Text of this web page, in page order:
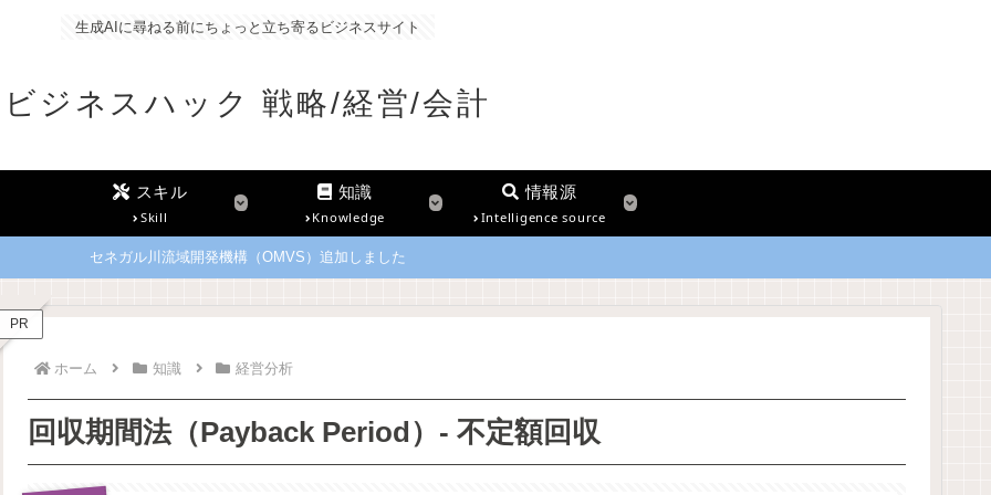
生成AIに尋ねる前にちょっと立ち寄るビジネスサイト
ビジネスハック 戦略/経営/会計
スキル
Skill
知識
Knowledge
情報源
Intelligence source
セネガル川流域開発機構（OMVS）追加しました
PR
ホーム 知識 経営分析
回収期間法（Payback Period）- 不定額回収